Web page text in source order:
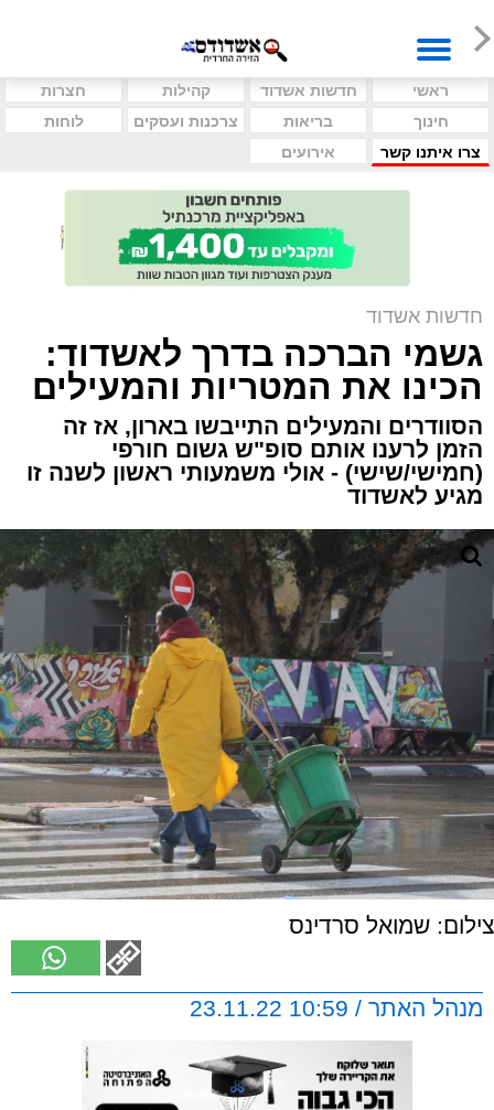
ראשי חדשות אשדוד קהילות
חצרות
חינוך
בריאות צרכנות ועסקים
לוחות
צרו איתנו קשר
אירועים
חדשות אשדוד
גשמי הברכה בדרך לאשדוד:
הכינו את המטריות והמעילים
הסוודרים והמעילים התייבשו בארון, אז זה
הזמן לרענו אותם סופ"ש גשום חורפי
(חמישי/שישי) - אולי משמעותי ראשון לשנה זו
מגיע לאשדוד
צילום: שמואל סרדינס
מנהל האתר / 10:59 23.11.22